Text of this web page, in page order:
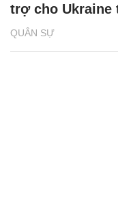
QUÂN SỰ
trợ cho Ukraine